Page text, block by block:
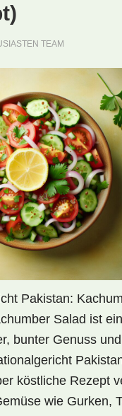
TEAM
Pakistan:
Salad ist ein
bunter Genuss
köstliche Rezept
wie Gurken,